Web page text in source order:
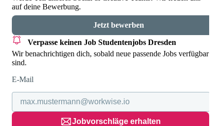
auf deine Bewerbung.
Jetzt bewerben
Verpasse keinen Job Studentenjobs Dresden
Wir benachrichtigen dich, sobald neue passende Jobs verfügbar
sind.
E-Mail
Jobvorschläge erhalten